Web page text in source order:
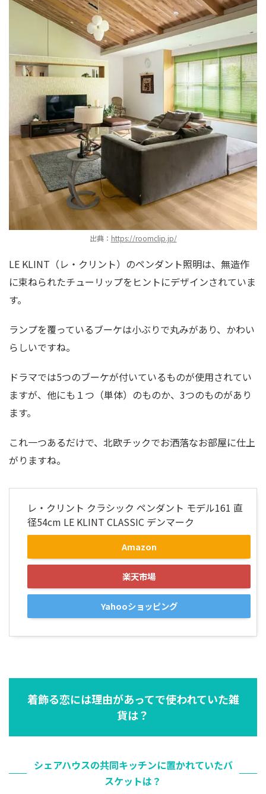
出典： https://roomclip.jp/
LE KLINT（レ・クリント）のペンダント照明は、無造作
に束ねられたチューリップをヒントにデザインされていま
す。
ランプを覆っているブーケは小ぶりで丸みがあり、かわい
らしいですね。
ドラマでは5つのブーケが付いているものが使用されてい
ますが、他にも１つ（単体）のものか、3つのものがあり
ます。
これ一つあるだけで、北欧チックでお洒落なお部屋に仕上
がりますね。
レ・クリント クラシック ペンダント モデル161 直
径54cm LE KLINT CLASSIC デンマーク
Amazon
楽天市場
Yahooショッピング
着飾る恋には理由があってで使われていた雑
貨は？
シェアハウスの共同キッチンに置かれていたバ
スケットは？